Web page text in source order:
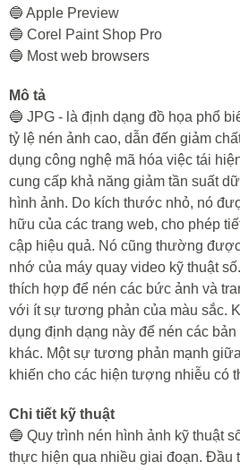
🔵 Apple Preview
🔵 Corel Paint Shop Pro
🔵 Most web browsers
Mô tả
🔵 JPG - là định dạng đồ họa phổ
tỷ lệ nén ảnh cao, dẫn đến giảm
dụng công nghệ mã hóa việc tái
cung cấp khả năng giảm tần suất
hình ảnh. Do kích thước nhỏ, nó
hữu của các trang web, cho phép
cập hiệu quả. Nó cũng thường
nhớ của máy quay video kỹ thuật
thích hợp để nén các bức ảnh và
với ít sự tương phản của màu sắc.
dụng định dạng này để nén các
khác. Một sự tương phản mạnh
khiến cho các hiện tượng nhiễu có
Chi tiết kỹ thuật
🔵 Quy trình nén hình ảnh kỹ thuật
thực hiện qua nhiều giai đoạn. Đầu